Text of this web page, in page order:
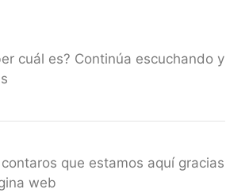
cuál es? Continúa escuchando y
que estamos aquí gracias
web